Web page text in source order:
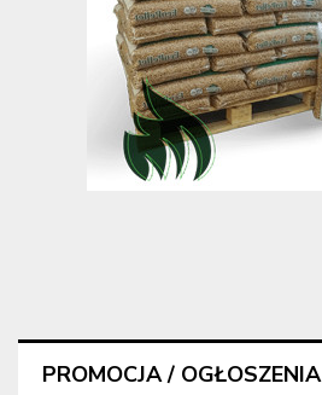
PROMOCJA / OGŁOSZENIA